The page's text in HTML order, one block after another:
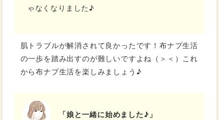
ゃなくなりました♪
肌トラブルが解消されて良かったです！布ナプ生活
の一歩を踏み出すのが難しいですよね（＞＜）これ
から布ナプ生活を楽しみましょう♪
「娘と一緒に始めました♪」